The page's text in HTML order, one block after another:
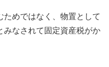
ためではなく、物置として
みなされて固定資産税がか